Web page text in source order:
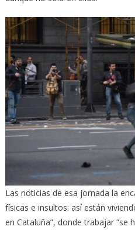
Las noticias de esa jornada la
físicas e insultos: así están
en Cataluña”, donde trabajar “se